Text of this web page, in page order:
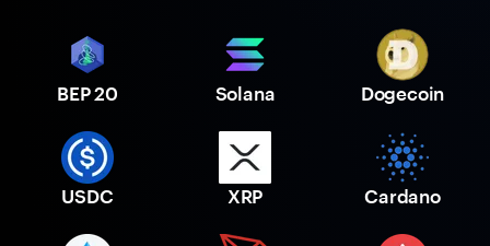
BEP 20 Solana Dogecoin
USDC XRP Cardano